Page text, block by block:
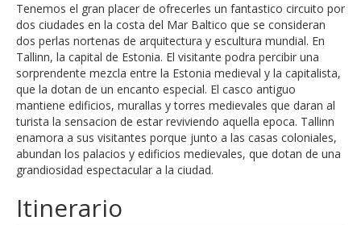
Tenemos el gran placer de ofrecerles un fantastico circuito por
dos ciudades en la costa del Mar Baltico que se consideran
dos perlas nortenas de arquitectura y escultura mundial. En
Tallinn, la capital de Estonia. El visitante podra percibir una
sorprendente mezcla entre la Estonia medieval y la capitalista,
que la dotan de un encanto especial. El casco antiguo
mantiene edificios, murallas y torres medievales que daran al
turista la sensacion de estar reviviendo aquella epoca. Tallinn
enamora a sus visitantes porque junto a las casas coloniales,
abundan los palacios y edificios medievales, que dotan de una
grandiosidad espectacular a la ciudad.
Itinerario